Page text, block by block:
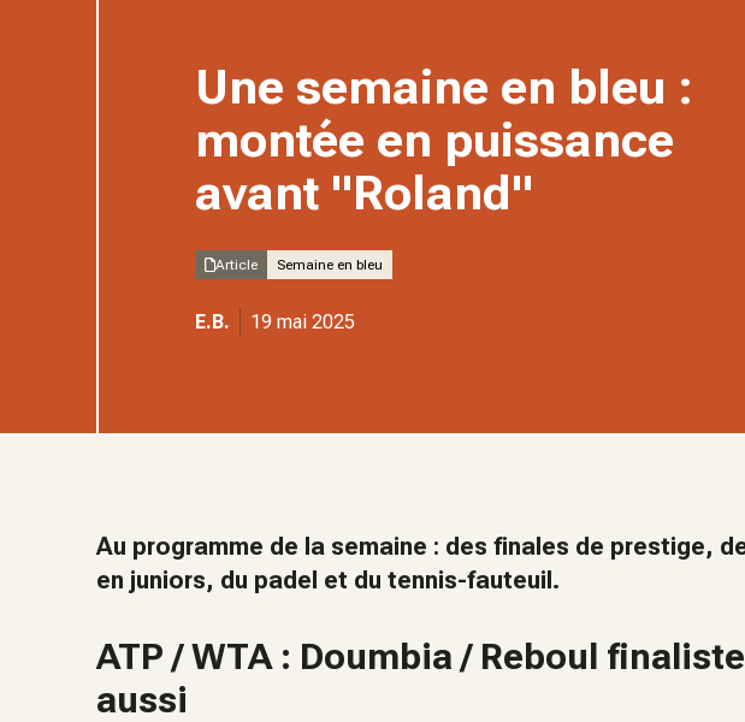
Une semaine en bleu :
montée en puissance
avant "Roland"
Article Semaine en bleu
E.B. 19 mai 2025
Au programme de la semaine : des finales de prestige,
en juniors, du padel et du tennis-fauteuil.
ATP / WTA : Doumbia / Reboul
aussi